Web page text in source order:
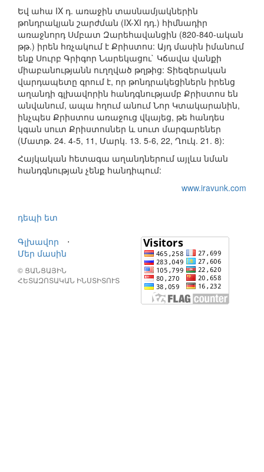
Եվ ահա IX դ. առաջին տասնամյակներին
թոնդրակյան շարժման (IX-XI դդ.) հիմնադիր
առաջնորդ Սմբատ Զարեհավանցին (820-840-ական
թթ.) իրեն հռչակում է Քրիստոս: Այդ մասին իմանում
ենք Սուրբ Գրիգոր Նարեկացու` Կճավա վանքի
միաբանությանն ուղղված թղթից: Տիեզերական
վարդապետը գրում է, որ թոնդրակեցիներն իրենց
աղանդի գլխավորին հանդգնությամբ Քրիստոս են
անվանում, ապա հղում անում Նոր Կտակարանին,
ինչպես Քրիստոս առաջուց վկայեց, թե հանդես
կգան սուտ Քրիստոսներ և սուտ մարգարեներ
(Մատթ. 24. 4-5, 11, Մարկ. 13. 5-6, 22, Ղուկ. 21. 8):
Հայկական հետագա աղանդներում այլևս նման
հանդգնության չենք հանդիպում:
www.iravunk.com
դեպի ետ
Գլխավոր
⋅
Մեր մասին
© ՑԱՆՑԱՅԻՆ
ՀԵՏԱԶՈՏԱԿԱՆ ԻՆՍՏԻՏՈՒՏ